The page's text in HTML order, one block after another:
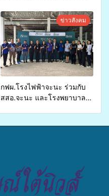
จ่ายงบกองทุนสุขภาพตำบล
รองรับการจัดบริการพาหนะรับ
ส่งผู้ทุพพลภาพเพื่อเข้ารับ
บริการสาธารณสุข ลดความ
เหลื่อมล้ำ ยกระดับคุณภาพ
ชีวิตประชาชนอย่างยั่งยืน
ข่าวสังคม
กฟผ.โรงไฟฟ้าจะนะ ร่วมกับ
สสอ.จะนะ และโรงพยาบาล